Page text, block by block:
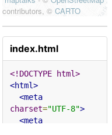
index.html
<!DOCTYPE html>
<html>
<meta
charset="UTF-8">
<meta